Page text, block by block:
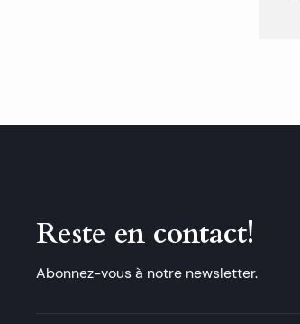
Reste en contact!
Abonnez-vous à notre newsletter.